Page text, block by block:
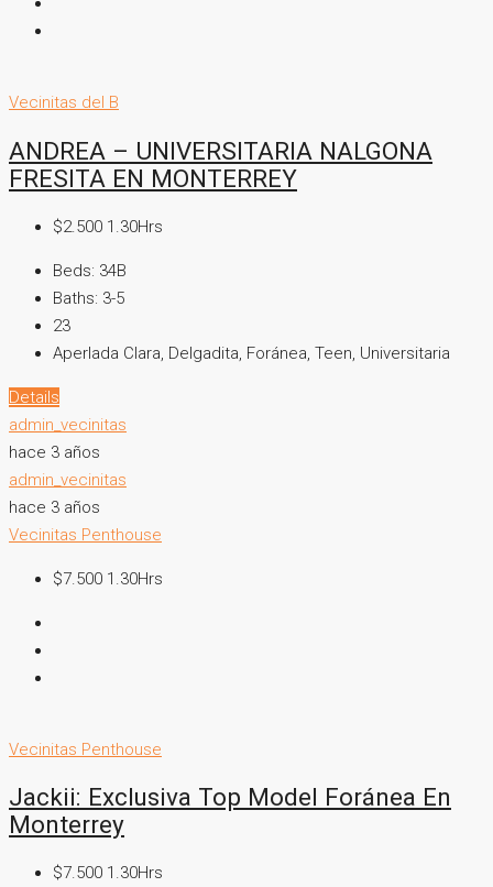
Vecinitas del B
ANDREA – UNIVERSITARIA NALGONA
FRESITA EN MONTERREY
$2.500 1.30Hrs
Beds: 34B
Baths: 3-5
23
Aperlada Clara, Delgadita, Foránea, Teen, Universitaria
Details
admin_vecinitas
hace 3 años
admin_vecinitas
hace 3 años
Vecinitas Penthouse
$7.500 1.30Hrs
Vecinitas Penthouse
Jackii: Exclusiva Top Model Foránea En
Monterrey
$7.500 1.30Hrs